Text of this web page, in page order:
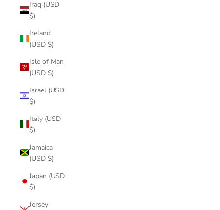
Iraq (USD
$)
Ireland
(USD $)
Isle of Man
(USD $)
Israel (USD
$)
Italy (USD
$)
Jamaica
(USD $)
Japan (USD
$)
Jersey